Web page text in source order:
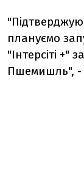
плануємо
"Інтерсіті +"
Пшемишль", -